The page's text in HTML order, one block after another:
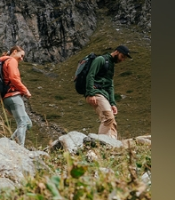
滿NT$490(含以上)免運費
取